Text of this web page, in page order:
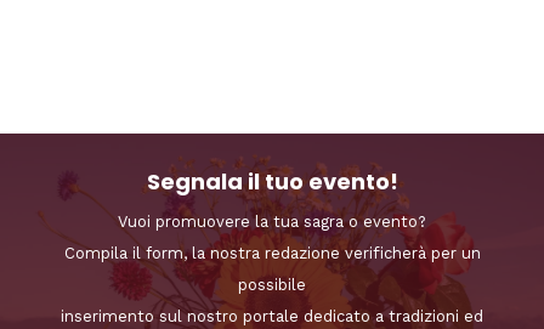
Segnala il tuo evento!
Vuoi promuovere la tua sagra o evento?
Compila il form, la nostra redazione verificherà per un
possibile
inserimento sul nostro portale dedicato a tradizioni ed